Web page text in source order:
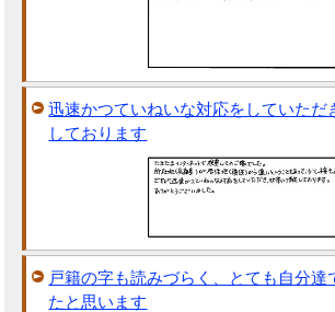
迅速かつていねいな対応をしていただ
しております
戸籍の字も読みづらく、とても自分達
たと思います